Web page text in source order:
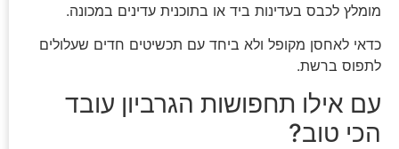
מומלץ לכבס בעדינות ביד או בתוכנית עדינים במכונה.
כדאי לאחסן מקופל ולא ביחד עם תכשיטים חדים שעלולים
לתפוס ברשת.
עם אילו תחפושות הגרביון עובד
הכי טוב?